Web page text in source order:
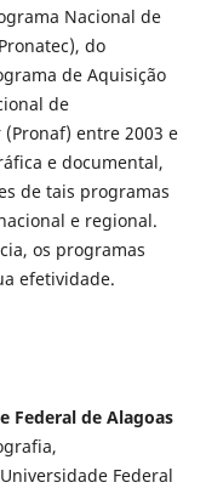
Nacional de
do
de Aquisição
de
entre 2003 e
e documental,
de tais programas
e regional.
os programas
efetividade.
Federal de Alagoas
Federal